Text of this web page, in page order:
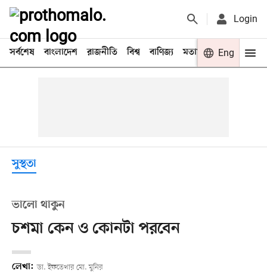
Login
সর্বশেষ বাংলাদেশ রাজনীতি বিশ্ব বাণিজ্য মতামত খেলা
Eng
সুস্থতা
ভালো থাকুন
চশমা কেন ও কোনটা পরবেন
লেখা: ডা. ইফতেখার মো. মুনির